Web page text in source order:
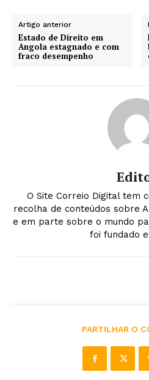
Artigo anterior
Estado de Direito em
Angola estagnado e com
fraco desempenho
O Site Correio Digital tem
recolha de conteúdos sobre
e em parte sobre o mundo
foi fundado
PARTILHAR O